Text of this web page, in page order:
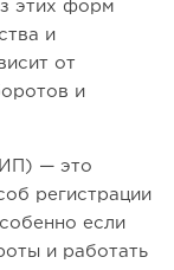
этих форм
и
от
и
— это
регистрации
если
и работать